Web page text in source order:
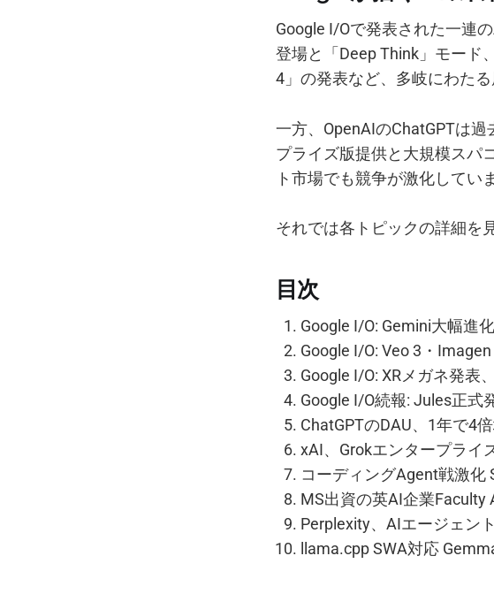
Google I/Oで発表された一連
登場と「Deep Think」モード
4」の発表など、多岐にわたる
一方、OpenAIのChatGPTは
プライズ版提供と大規模スパ
ト市場でも競争が激化してい
それでは各トピックの詳細を
目次
Google I/O: Gemini大幅進
Google I/O: Veo 3・
Google I/O: XRメガネ発表
Google I/O続報: Jules正式
ChatGPTのDAU、1年で4
xAI、Grokエンタープライ
コーディングAgent戦激化
MS出資の英AI企業Faculty
Perplexity、AIエージェン
llama.cpp SWA対応